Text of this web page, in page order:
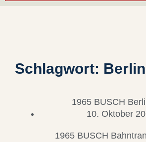
Schlagwort: Berlin
1965 BUSCH
10. Oktober
1965 BUSCH